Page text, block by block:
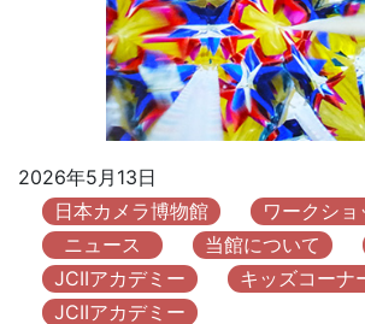
2026年5月13日
日本カメラ博物館
ワークショ
ニュース
当館について
JCIIアカデミー
キッズコーナ
JCIIアカデミー